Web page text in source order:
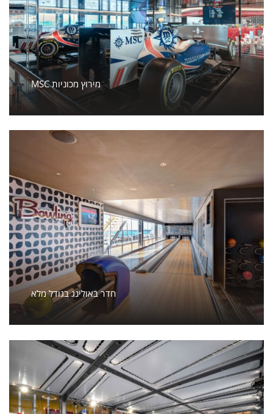
MSC מירוץ מכוניות
חדר באולינג בגודל מלא